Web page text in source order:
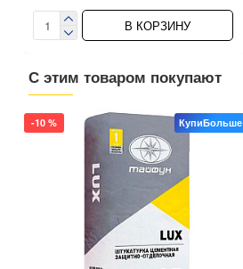
В КОРЗИНУ
С этим товаром покупают
КупиБольше
-10 %